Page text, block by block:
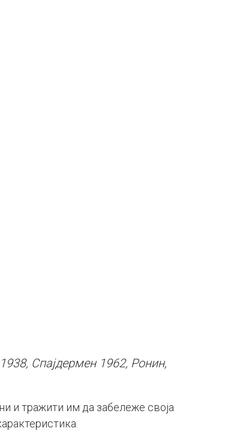
Спајдермен 1962, Ронин,
и тражити им да забележе своја